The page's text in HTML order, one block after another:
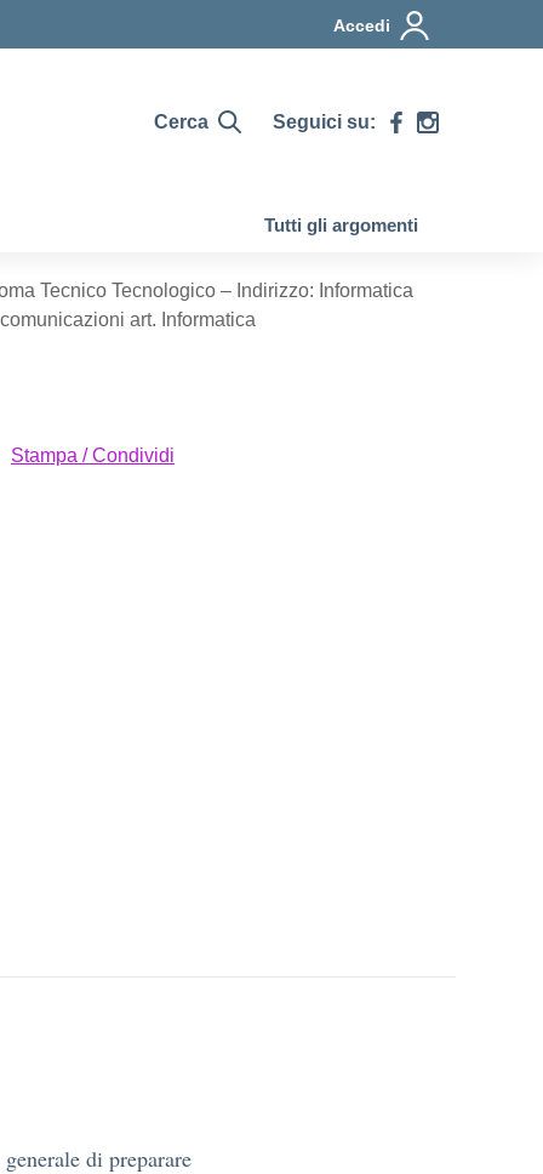
Accedi
Cerca Seguici su:
Tutti gli argomenti
Tecnico Tecnologico – Indirizzo: Informatica
art. Informatica
Stampa / Condividi
di preparare